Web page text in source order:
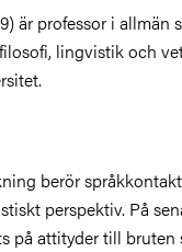
är professor i allmän
lingvistik och
berör
perspektiv. På
på attityder till bruten